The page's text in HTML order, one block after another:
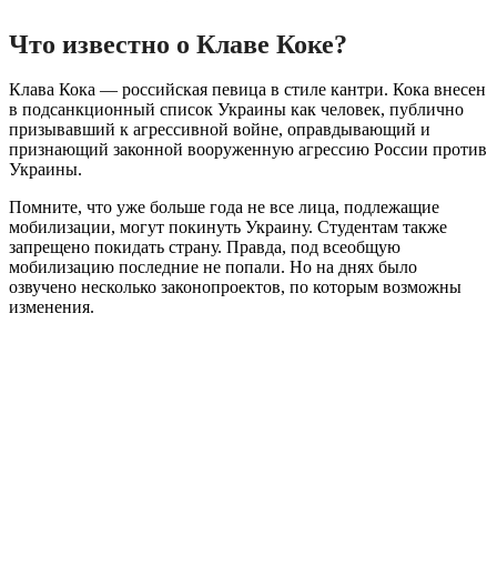
Что известно о Клаве Коке?
Клава Кока — российская певица в стиле кантри. Кока внесен
в подсанкционный список Украины как человек, публично
призывавший к агрессивной войне, оправдывающий и
признающий законной вооруженную агрессию России против
Украины.
Помните, что уже больше года не все лица, подлежащие
мобилизации, могут покинуть Украину. Студентам также
запрещено покидать страну. Правда, под всеобщую
мобилизацию последние не попали. Но на днях было
озвучено несколько законопроектов, по которым возможны
изменения.